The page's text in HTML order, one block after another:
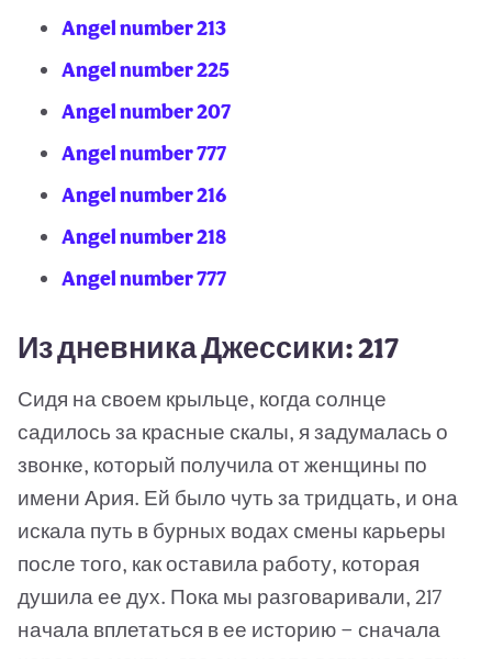
Angel number 213
Angel number 225
Angel number 207
Angel number 777
Angel number 216
Angel number 218
Angel number 777
Из дневника Джессики: 217
Сидя на своем крыльце, когда солнце
садилось за красные скалы, я задумалась о
звонке, который получила от женщины по
имени Ария. Ей было чуть за тридцать, и она
искала путь в бурных водах смены карьеры
после того, как оставила работу, которая
душила ее дух. Пока мы разговаривали, 217
начала вплетаться в ее историю — сначала